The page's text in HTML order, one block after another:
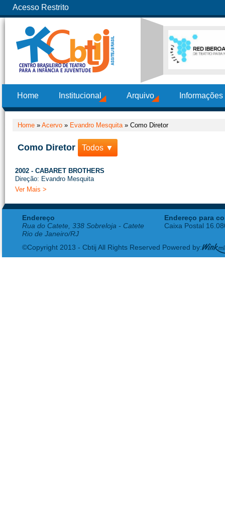
Acesso Restrito
Home Institucional Arquivo
Home » Acervo » Evandro Mesquita» Como Diretor
Como Diretor Todos ▼
2002 - CABARET BROTHERS
Direção: Evandro Mesquita
Ver Mais >
Endereço
Rua do Catete, 338 Sobreloja - Catete
Rio de Janeiro/RJ
Endereço para
Caixa Postal
©Copyright 2013 - Cbtij All Rights Reserved Powered by: